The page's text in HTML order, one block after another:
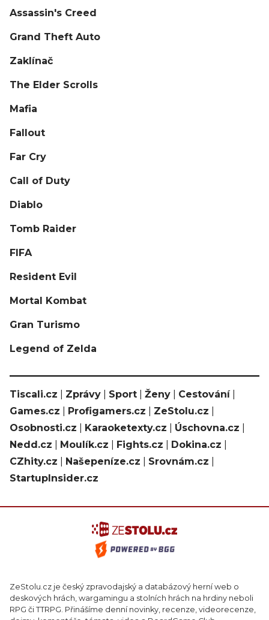
Assassin's Creed
Grand Theft Auto
Zaklínač
The Elder Scrolls
Mafia
Fallout
Far Cry
Call of Duty
Diablo
Tomb Raider
FIFA
Resident Evil
Mortal Kombat
Gran Turismo
Legend of Zelda
Tiscali.cz Zprávy Sport Ženy Cestování|
Games.cz
Profigamers.cz ZeStolu.cz
Osobnosti.cz
Karaoketexty.cz Úschovna.cz
Nedd.cz
Moulík.cz Fights.cz Dokina.cz
CZhity.cz
Našepeníze.cz Srovnám.cz
StartupInsider.cz
ZeStolu.cz je český zpravodajský a databázový herní web o
deskových hrách, wargamingu a stolních hrách na hrdiny neboli
RPG či TTRPG. Přinášíme denní novinky, recenze, videorecenze,